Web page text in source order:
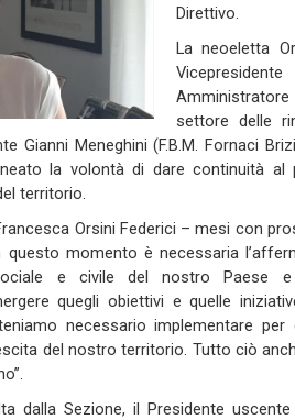
Direttivo.
La neoeletta
Amministratore
settore delle
Gianni Meneghini (F.B.M. Fornaci
la volontà di dare continuità al
territorio.
Orsini Federici –mesi con
momento è necessaria
e civile del nostro Paese e
quegli obiettivi e quelle
necessario implementare per
del nostro territorio. Tutto ciò
”.
dalla Sezione, il Presidente